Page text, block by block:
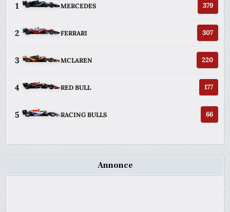
1 MERCEDES 379
2 FERRARI 307
3 MCLAREN 220
4 RED BULL 177
5 RACING BULLS 66
Annonce